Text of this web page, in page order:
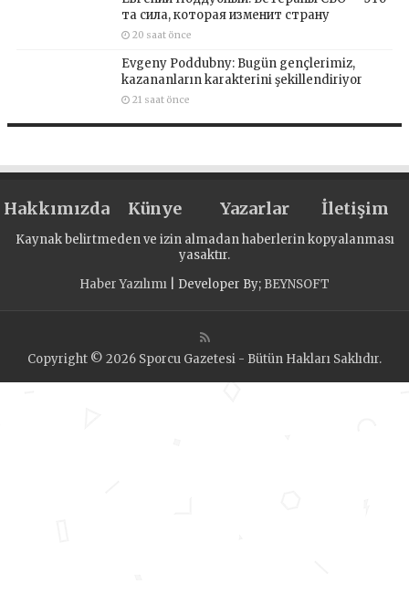
та сила, которая изменит страну
20 saat önce
Evgeny Poddubny: Bugün gençlerimiz,
kazananların karakterini şekillendiriyor
21 saat önce
Hakkımızda Künye Yazarlar İletişim
Kaynak belirtmeden ve izin almadan haberlerin kopyalanması
yasaktır.
Haber Yazılımı | Developer By; BEYNSOFT
Copyright © 2026 Sporcu Gazetesi - Bütün Hakları Saklıdır.